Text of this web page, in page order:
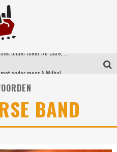
Britse emorockers van Basement maken tweede comeback met het indrukwekkende ‘Wired’
BAND